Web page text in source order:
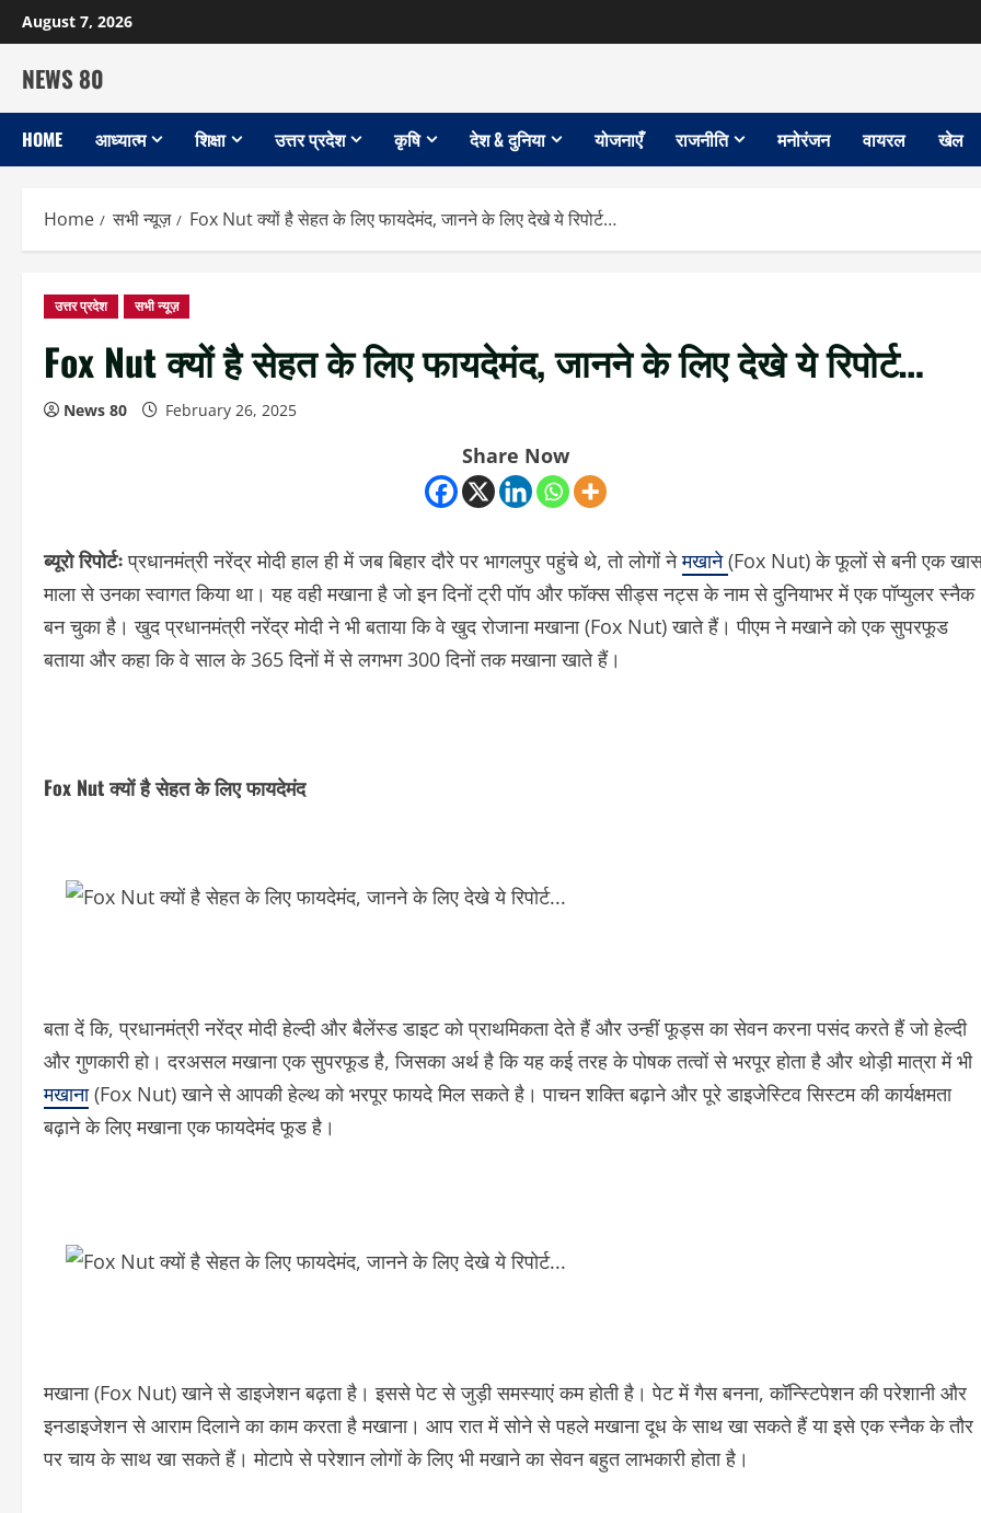
Skip
to
content
August 7, 2026
NEWS 80
HOME आध्यात्म शिक्षा उत्तर प्रदेश कृषि देश & दुनिया योजनाएँ राजनीति मनोरंजन वायरल खेल
Home सभी न्यूज़ Fox Nut क्यों है सेहत के लिए फायदेमंद, जानने के लिए देखे ये रिपोर्ट…
उत्तर प्रदेश सभी न्यूज़
Fox Nut क्यों है सेहत के लिए फायदेमंद, जानने के लिए देखे ये रिपोर्ट…
News 80 February 26, 2025
Share Now
ब्यूरो रिपोर्टःप्रधानमंत्री नरेंद्र मोदी हाल ही में जब बिहार दौरे पर भागलपुर पहुंचे थे, तो लोगों नेमखाने(Fox Nut) के फूलों से बनी एक
माला से उनका स्वागत किया था। यह वही मखाना है जो इन दिनों ट्री पॉप और फॉक्स सीड्स नट्स के नाम से दुनियाभर में एक पॉप्युलर स्नैक
बन चुका है। खुद प्रधानमंत्री नरेंद्र मोदी ने भी बताया कि वे खुद रोजाना मखाना (Fox Nut) खाते हैं। पीएम ने मखाने को एक सुपरफूड
बताया और कहा कि वे साल के 365 दिनों में से लगभग 300 दिनों तक मखाना खाते हैं।
Fox Nut क्यों है सेहत के लिए फायदेमंद
बता दें कि, प्रधानमंत्री नरेंद्र मोदी हेल्दी और बैलेंस्ड डाइट को प्राथमिकता देते हैं और उन्हीं फूड्स का सेवन करना पसंद करते हैं जो हेल्दी
और गुणकारी हो। दरअसल मखाना एक सुपरफूड है, जिसका अर्थ है कि यह कई तरह के पोषक तत्वों से भरपूर होता है और थोड़ी मात्रा में भी
मखाना(Fox Nut) खाने से आपकी हेल्थ को भरपूर फायदे मिल सकते है। पाचन शक्ति बढ़ाने और पूरे डाइजेस्टिव सिस्टम की कार्यक्षमता
बढ़ाने के लिए मखाना एक फायदेमंद फूड है।
मखाना (Fox Nut) खाने से डाइजेशन बढ़ता है। इससे पेट से जुड़ी समस्याएं कम होती है। पेट में गैस बनना, कॉन्स्टिपेशन की परेशानी और
इनडाइजेशन से आराम दिलाने का काम करता है मखाना। आप रात में सोने से पहले मखाना दूध के साथ खा सकते हैं या इसे एक स्नैक के तौर
पर चाय के साथ खा सकते हैं। मोटापे से परेशान लोगों के लिए भी मखाने का सेवन बहुत लाभकारी होता है।